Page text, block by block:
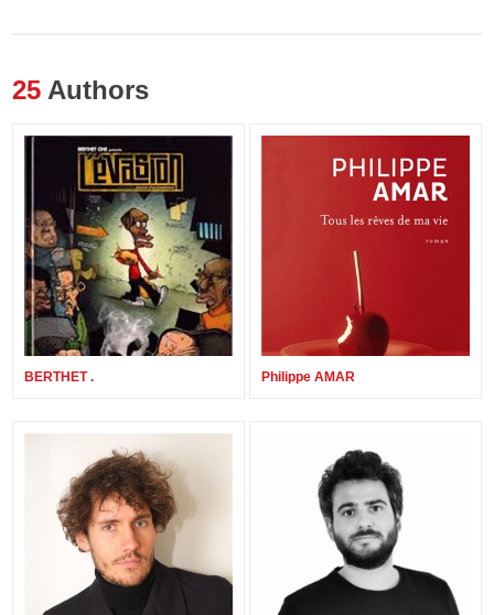
25 Authors
BERTHET . Philippe AMAR